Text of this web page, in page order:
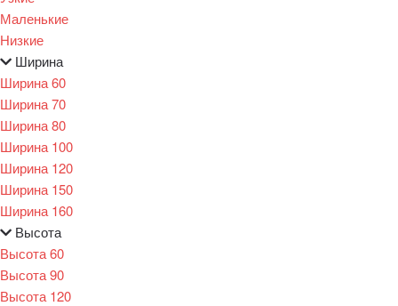
Маленькие
Низкие
Ширина
Ширина 60
Ширина 70
Ширина 80
Ширина 100
Ширина 120
Ширина 150
Ширина 160
Высота
Высота 60
Высота 90
Высота 120